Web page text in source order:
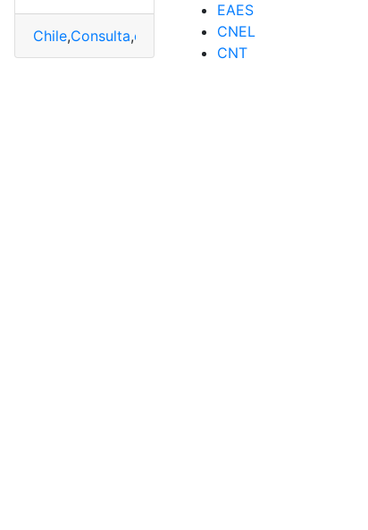
Chile,Consulta,cuentas Estado de cuenta
EAES
CNEL
CNT